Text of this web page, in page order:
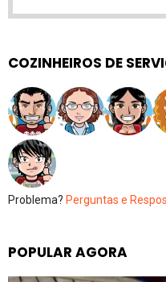
COZINHEIROS DE
Problema? Perguntas e
POPULAR AGORA